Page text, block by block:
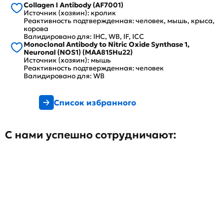
Collagen I Antibody (AF7001)
Источник (хозяин): кролик
Реактивность подтвержденная: человек, мышь, крыса,
корова
Валидировано для: IHC, WB, IF, ICC
Monoclonal Antibody to Nitric Oxide Synthase 1,
Neuronal (NOS1) (MAA815Hu22)
Источник (хозяин): мышь
Реактивность подтвержденная: человек
Валидировано для: WB
Список избранного
С нами успешно сотрудничают: